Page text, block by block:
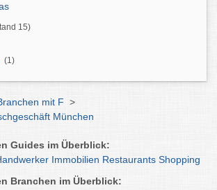
15)
(1)
mit F >
München
Guides im Überblick:
Immobilien Restaurants Shopping
Branchen im Überblick: